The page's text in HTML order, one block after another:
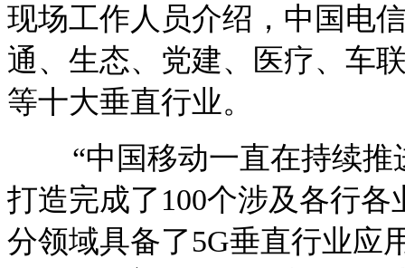
现场工作人员介绍，中国电
通、生态、党建、医疗、车
等十大垂直行业。
“中国移动一直在持续推
打造完成了100个涉及各行
分领域具备了5G垂直行业应